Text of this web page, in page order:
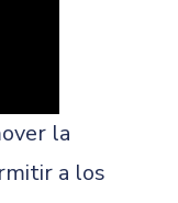
la
a los